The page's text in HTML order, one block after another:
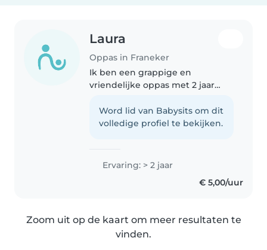
Laura
Oppas in Franeker
Ik ben een grappige en
vriendelijke oppas met 2 jaar
kinderen van alle leeftijden. Ik
hou van tekenen, voorlezen en
Word lid van Babysits om dit
volledige profiel te bekijken.
Ervaring: > 2 jaar
€ 5,00/uur
Zoom uit op de kaart om meer resultaten te
vinden.